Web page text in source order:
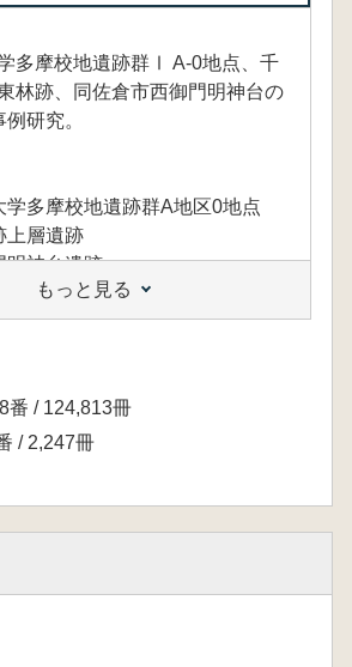
多摩校地遺跡群Ⅰ A-0地点、千
林跡、同佐倉市西御門明神台の
研究。
多摩校地遺跡群A地区0地点
層遺跡
神台遺跡
もっと見る
番 / 124,813冊
/ 2,247冊